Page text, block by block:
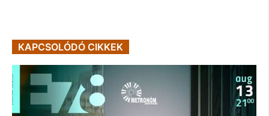
KAPCSOLÓDÓ CIKKEK